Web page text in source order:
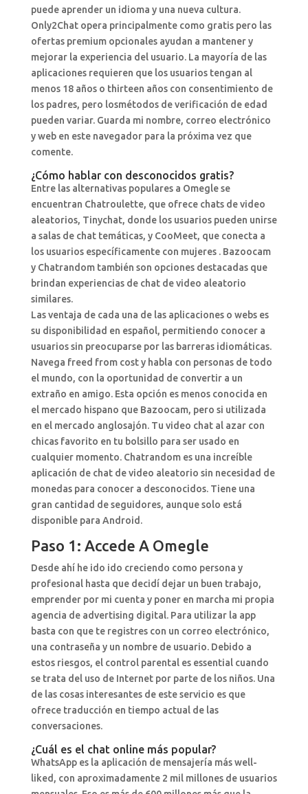
puede aprender un idioma y una nueva cultura.
Only2Chat opera principalmente como gratis pero las
ofertas premium opcionales ayudan a mantener y
mejorar la experiencia del usuario. La mayoría de las
aplicaciones requieren que los usuarios tengan al
menos 18 años o thirteen años con consentimiento de
los padres, pero losmétodos de verificación de edad
pueden variar. Guarda mi nombre, correo electrónico
y web en este navegador para la próxima vez que
comente.
¿Cómo hablar con desconocidos gratis?
Entre las alternativas populares a Omegle se
encuentran Chatroulette, que ofrece chats de video
aleatorios, Tinychat, donde los usuarios pueden unirse
a salas de chat temáticas, y CooMeet, que conecta a
los usuarios específicamente con mujeres . Bazoocam
y Chatrandom también son opciones destacadas que
brindan experiencias de chat de video aleatorio
similares.
Las ventaja de cada una de las aplicaciones o webs es
su disponibilidad en español, permitiendo conocer a
usuarios sin preocuparse por las barreras idiomáticas.
Navega freed from cost y habla con personas de todo
el mundo, con la oportunidad de convertir a un
extraño en amigo. Esta opción es menos conocida en
el mercado hispano que Bazoocam, pero si utilizada
en el mercado anglosajón. Tu video chat al azar con
chicas favorito en tu bolsillo para ser usado en
cualquier momento. Chatrandom es una increíble
aplicación de chat de video aleatorio sin necesidad de
monedas para conocer a desconocidos. Tiene una
gran cantidad de seguidores, aunque solo está
disponible para Android.
Paso 1: Accede A Omegle
Desde ahí he ido ido creciendo como persona y
profesional hasta que decidí dejar un buen trabajo,
emprender por mi cuenta y poner en marcha mi propia
agencia de advertising digital. Para utilizar la app
basta con que te registres con un correo electrónico,
una contraseña y un nombre de usuario. Debido a
estos riesgos, el control parental es essential cuando
se trata del uso de Internet por parte de los niños. Una
de las cosas interesantes de este servicio es que
ofrece traducción en tiempo actual de las
conversaciones.
¿Cuál es el chat online más popular?
WhatsApp es la aplicación de mensajería más well-
liked, con aproximadamente 2 mil millones de usuarios